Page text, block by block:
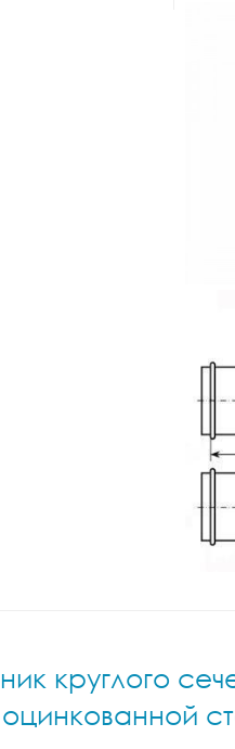
круглого